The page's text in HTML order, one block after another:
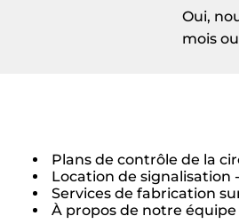
Oui,
mois
Plans de contrôle de la
Location de signalisation
Services de fabrication
À propos de notre équipe